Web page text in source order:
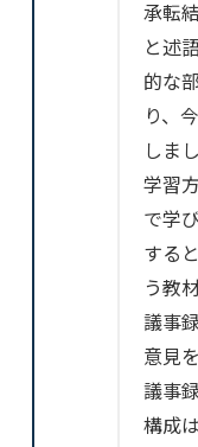
承転
と述
的な
り、
しま
学習
で学
する
う教
議事
意見
議事
構成